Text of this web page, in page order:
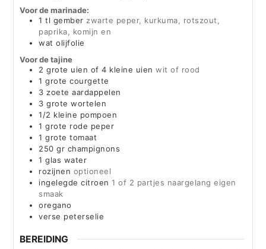
Voor de marinade:
1 tl gember zwarte peper, kurkuma, rotszout,
paprika, komijn en
wat olijfolie
Voor de tajine
2 grote uien of 4 kleine uien wit of rood
1 grote courgette
3 zoete aardappelen
3 grote wortelen
1/2 kleine pompoen
1 grote rode peper
1 grote tomaat
250 gr champignons
1 glas water
rozijnen optioneel
ingelegde citroen 1 of 2 partjes naargelang eigen
smaak
oregano
verse peterselie
BEREIDING